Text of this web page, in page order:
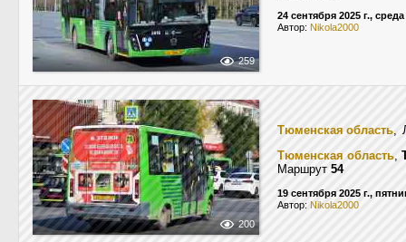
259
24 сентября 2025 г., среда
Автор: Nikola2000
200
Тюменская область,
Тюменская область,
Маршрут 54
19 сентября 2025 г.,
Автор: Nikola2000